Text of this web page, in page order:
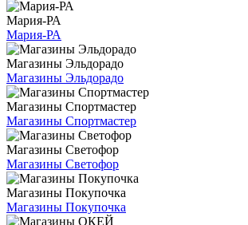
Мария-РА
Мария-РА
Магазины Эльдорадо
Магазины Эльдорадо
Магазины Спортмастер
Магазины Спортмастер
Магазины Светофор
Магазины Светофор
Магазины Покупочка
Магазины Покупочка